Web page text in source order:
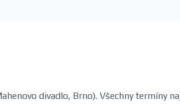
divadlo, Brno). Všechny termíny